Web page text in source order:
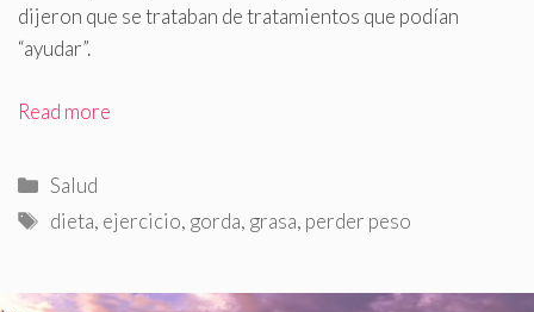
dijeron que se trataban de tratamientos que podían
“ayudar”.
Read more
Categorías
Salud
Etiquetas
dieta, ejercicio, gorda, grasa, perder peso